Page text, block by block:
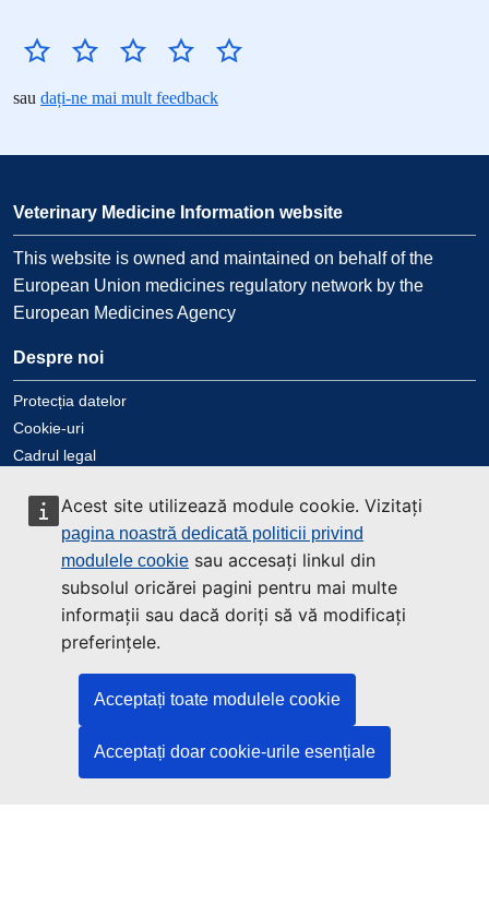
Acest site utilizează module cookie. Vizitați
pagina noastră dedicată politicii privind
modulele cookie sau accesați linkul din
subsolul oricărei pagini pentru mai multe
informații sau dacă doriți să vă modificați
preferințele.
Acceptați toate modulele cookie
Acceptați doar cookie-urile esențiale
sau dați-ne mai mult feedback
Veterinary Medicine Information website
This website is owned and maintained on behalf of the
European Union medicines regulatory network by the
European Medicines Agency
Despre noi
Protecția datelor
Cookie-uri
Cadrul legal
Contactați-ne
Contact